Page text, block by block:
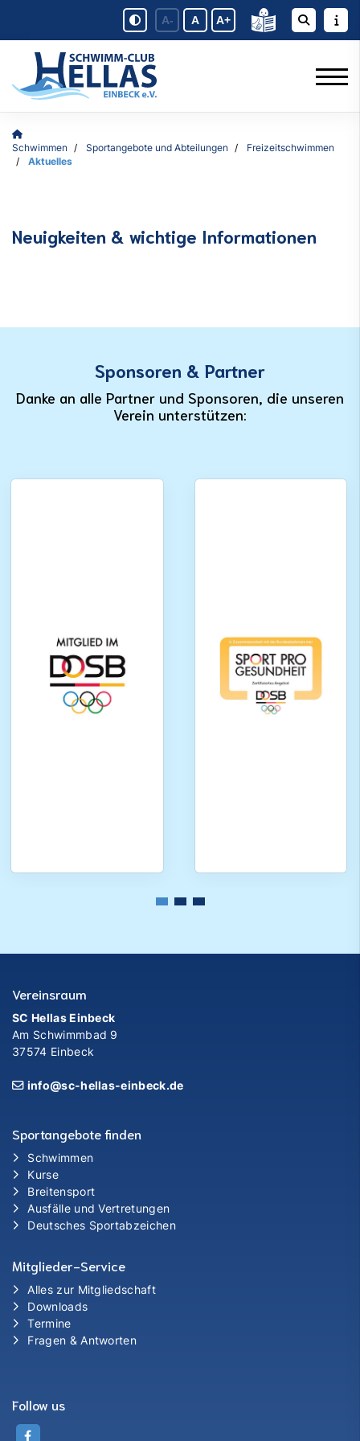
A- A A+
Schwimmen Sportangebote und Abteilungen
Freizeitschwimmen
Aktuelles
Neuigkeiten & wichtige Informationen
Sponsoren & Partner
Danke an alle Partner und Sponsoren, die unseren
Verein unterstützen:
Vereinsraum
SC Hellas Einbeck
Am Schwimmbad 9
37574 Einbeck
info@sc-hellas-einbeck.de
Sportangebote finden
Schwimmen
Kurse
Breitensport
Ausfälle und Vertretungen
Deutsches Sportabzeichen
Mitglieder-Service
Alles zur Mitgliedschaft
Downloads
Termine
Fragen & Antworten
Follow us